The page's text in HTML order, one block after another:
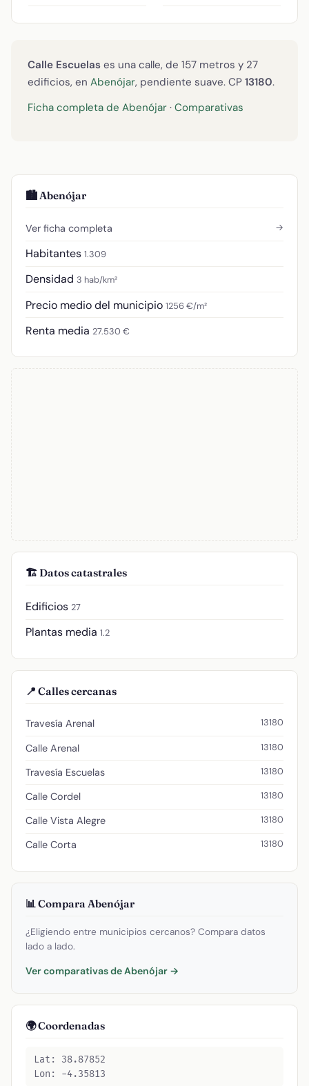
Calle Escuelas es una calle, de 157 metros y 27
edificios, en Abenójar, pendiente suave. CP 13180.
Ficha completa de Abenójar · Comparativas
🏙️ Abenójar
Ver ficha completa →
Habitantes 1.309
Densidad 3 hab/km²
Precio medio del municipio 1256 €/m²
Renta media 27.530 €
🏗️ Datos catastrales
Edificios 27
Plantas media 1.2
📍 Calles cercanas
Travesía Arenal 13180
Calle Arenal 13180
Travesía Escuelas 13180
Calle Cordel 13180
Calle Vista Alegre 13180
Calle Corta 13180
📊 Compara Abenójar
¿Eligiendo entre municipios cercanos? Compara datos
lado a lado.
Ver comparativas de Abenójar →
🌍 Coordenadas
Lat: 38.87852
Lon: -4.35813